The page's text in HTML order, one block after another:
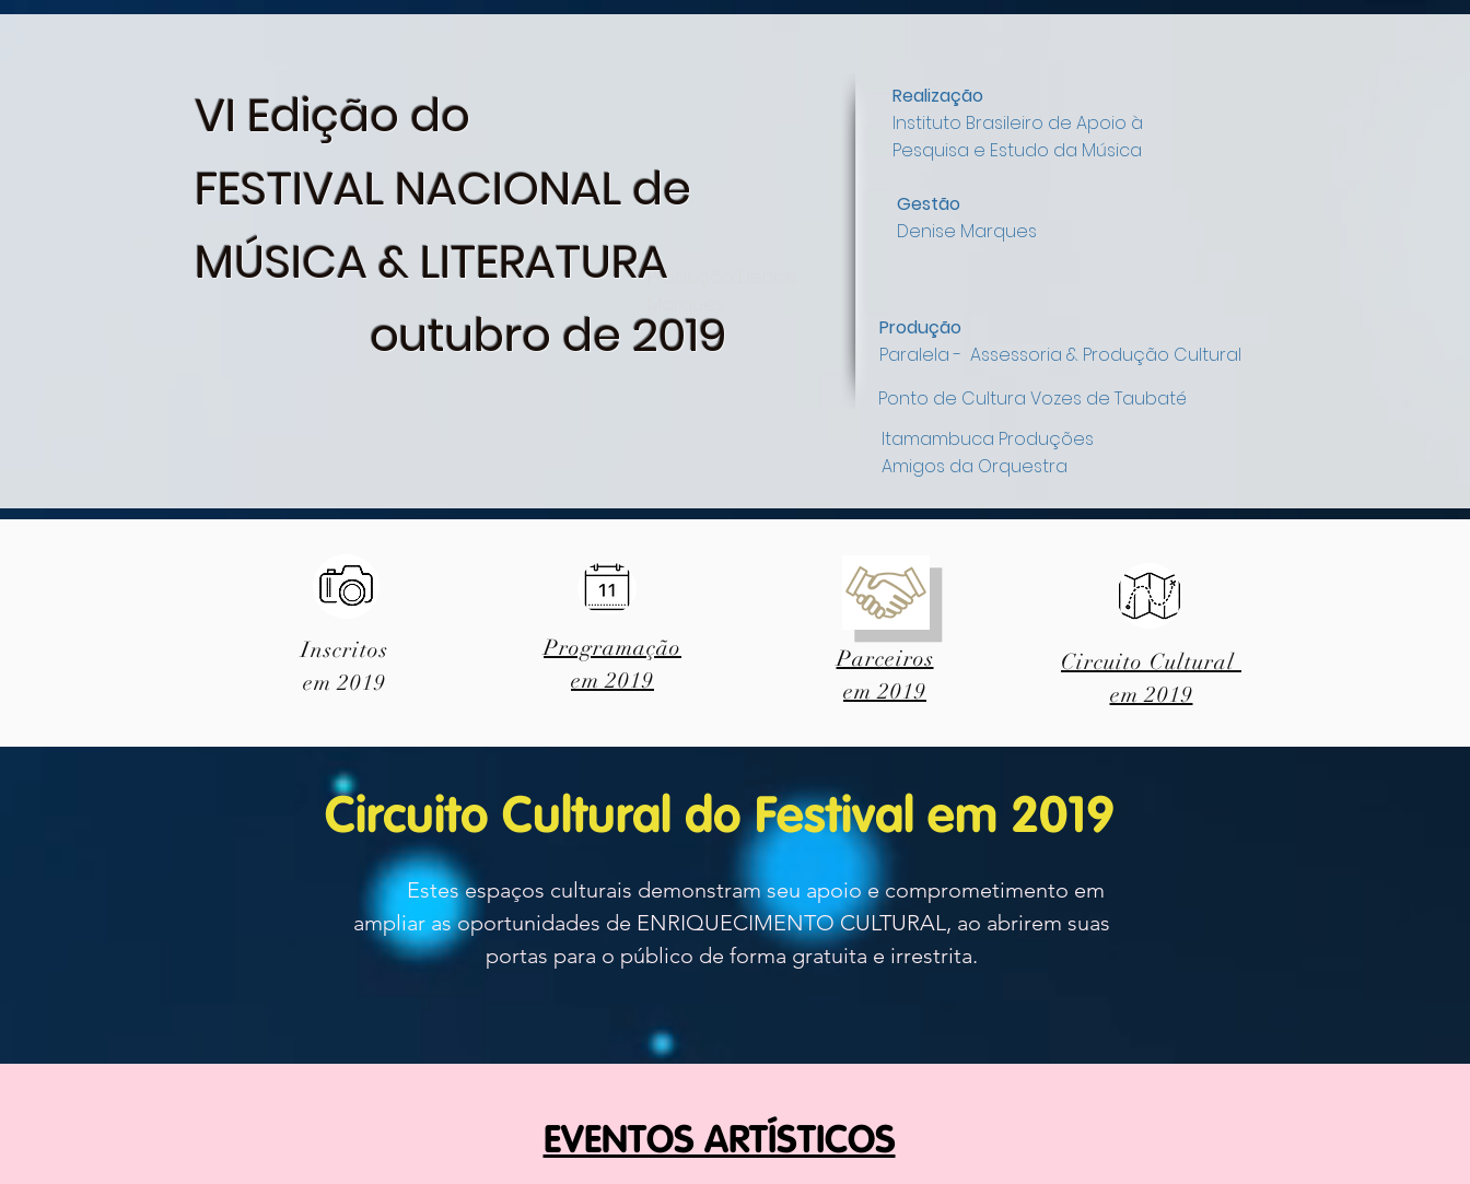
Produção Denise
VI Edição do
FESTIVAL NACIONAL de
MÚSICA & LITERATURA
outubro de 2019
Realização
Instituto Brasileiro de Apoio à
Pesquisa e Estudo da Música
Gestão
Denise Marques
Produção
Paralela - Assessoria & Produção Cultural
Ponto de Cultura Vozes de Taubaté
Itamambuca Produções
Amigos da Orquestra
Parceiros
Inscritos
em 2019
Programação
em 2019
Parceiros
em 2019
Circuito Cultural
em 2019
Circuito Cultural do Festival em 2019
Estes espaços culturais demonstram seu apoio e comprometimento em
ampliar as oportunidades de ENRIQUECIMENTO CULTURAL, ao abrirem suas
portas para o público de forma gratuita e irrestrita.
EVENTOS ARTÍSTICOS